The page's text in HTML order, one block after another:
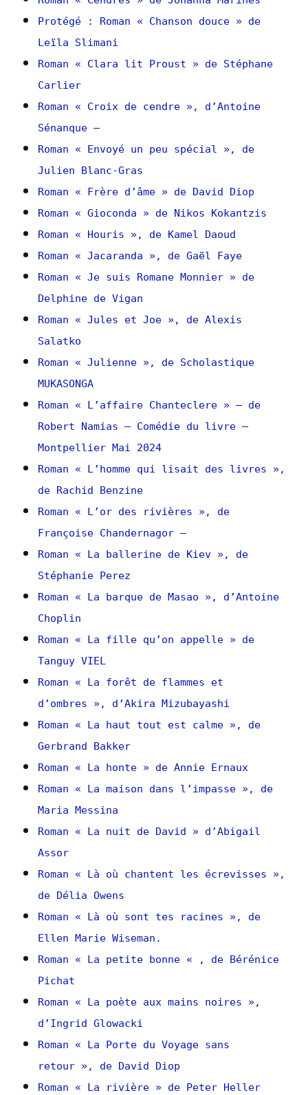
Protégé : Roman « Chanson douce » de
Leïla Slimani
Roman « Clara lit Proust » de Stéphane
Carlier
Roman « Croix de cendre », d’Antoine
Sénanque –
Roman « Envoyé un peu spécial », de
Julien Blanc-Gras
Roman « Frère d’âme » de David Diop
Roman « Gioconda » de Nikos Kokantzis
Roman « Houris », de Kamel Daoud
Roman « Jacaranda », de Gaël Faye
Roman « Je suis Romane Monnier » de
Delphine de Vigan
Roman « Jules et Joe », de Alexis
Salatko
Roman « Julienne », de Scholastique
MUKASONGA
Roman « L’affaire Chanteclere » – de
Robert Namias – Comédie du livre –
Montpellier Mai 2024
Roman « L’homme qui lisait des livres »,
de Rachid Benzine
Roman « L’or des rivières », de
Françoise Chandernagor –
Roman « La ballerine de Kiev », de
Stéphanie Perez
Roman « La barque de Masao », d’Antoine
Choplin
Roman « La fille qu’on appelle » de
Tanguy VIEL
Roman « La forêt de flammes et
d’ombres », d’Akira Mizubayashi
Roman « La haut tout est calme », de
Gerbrand Bakker
Roman « La honte » de Annie Ernaux
Roman « La maison dans l’impasse », de
Maria Messina
Roman « La nuit de David » d’Abigail
Assor
Roman « Là où chantent les écrevisses »,
de Délia Owens
Roman « Là où sont tes racines », de
Ellen Marie Wiseman.
Roman « La petite bonne « , de Bérénice
Pichat
Roman « La poète aux mains noires »,
d’Ingrid Glowacki
Roman « La Porte du Voyage sans
retour », de David Diop
Roman « La rivière » de Peter Heller